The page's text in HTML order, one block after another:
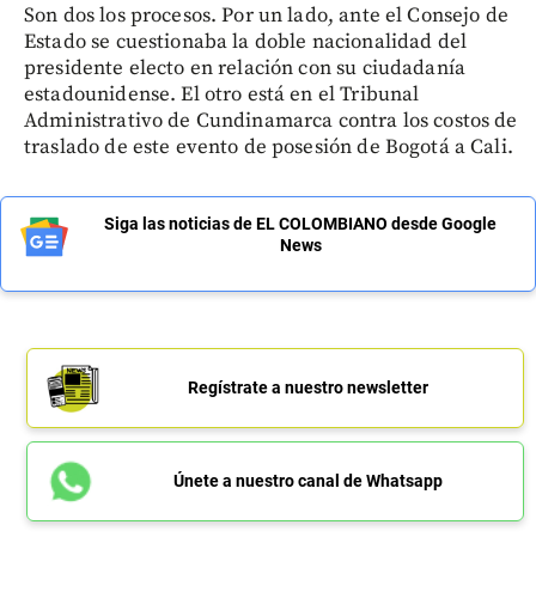
Son dos los procesos. Por un lado, ante el Consejo de
Estado se cuestionaba la doble nacionalidad del
presidente electo en relación con su ciudadanía
estadounidense. El otro está en el Tribunal
Administrativo de Cundinamarca contra los costos de
traslado de este evento de posesión de Bogotá a Cali.
Siga las noticias de EL COLOMBIANO desde Google
News
Regístrate a nuestro newsletter
Únete a nuestro canal de Whatsapp